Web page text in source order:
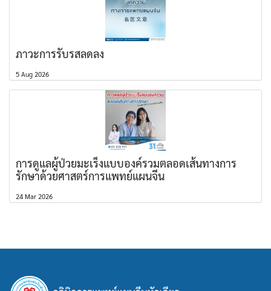
ภาวะการรับรสลดลง
5 Aug 2026
การดูแลผู้ป่วยมะเร็งแบบองค์รวมตลอดเส้นทางการ
รักษาด้วยศาสตร์การแพทย์แผนจีน
24 Mar 2026